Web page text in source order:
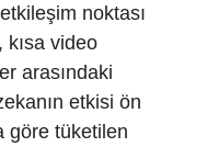
noktası
video
arasındaki
etkisi ön
göre tüketilen